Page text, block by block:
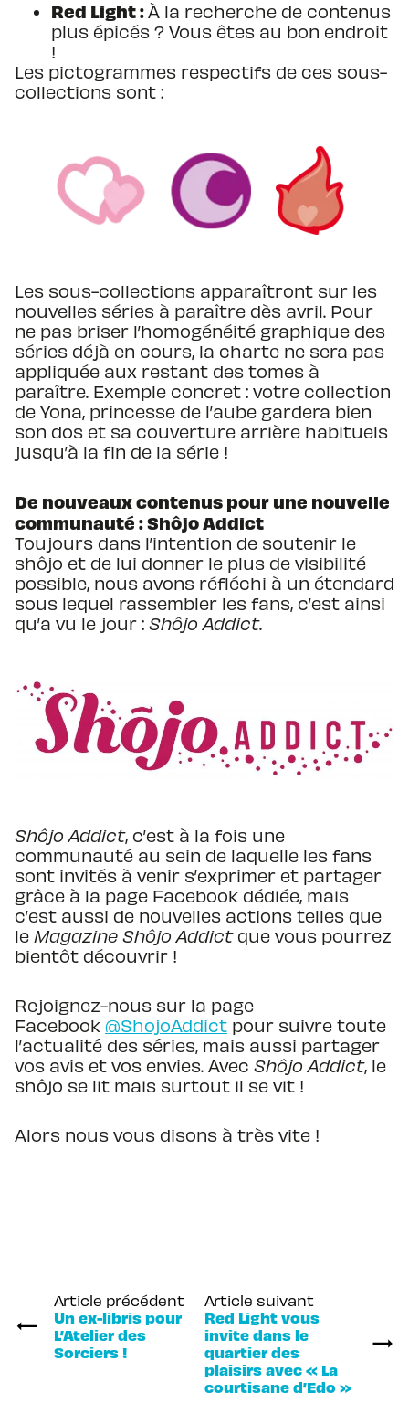
Red Light :À la recherche de contenus
plus épicés ? Vous êtes au bon endroit
!
Les pictogrammes respectifs de ces sous-
collections sont :
Les sous-collections apparaîtront sur les
nouvelles séries à paraître dès avril. Pour
ne pas briser l’homogénéité graphique des
séries déjà en cours, la charte ne sera pas
appliquée aux restant des tomes à
paraître. Exemple concret : votre collection
de Yona, princesse de l’aube gardera bien
son dos et sa couverture arrière habituels
jusqu’à la fin de la série !
De nouveaux contenus pour une nouvelle
communauté : Shôjo Addict
Toujours dans l’intention de soutenir le
shôjo et de lui donner le plus de visibilité
possible, nous avons réfléchi à un étendard
sous lequel rassembler les fans, c’est ainsi
qu’a vu le jour : Shôjo Addict.
Shôjo Addict, c’est à la fois une
communauté au sein de laquelle les fans
sont invités à venir s’exprimer et partager
grâce à la page Facebook dédiée, mais
c’est aussi de nouvelles actions telles que
le Magazine Shôjo Addictque vous pourrez
bientôt découvrir !
Rejoignez-nous sur la page
Facebook @ShojoAddict pour suivre toute
l’actualité des séries, mais aussi partager
vos avis et vos envies. Avec Shôjo Addict, le
shôjo se lit mais surtout il se vit !
Alors nous vous disons à très vite !
Article précédent
Un ex-libris pour
L’Atelier des
Sorciers !
Article suivant
Red Light vous
invite dans le
quartier des
plaisirs avec « La
courtisane d’Edo »